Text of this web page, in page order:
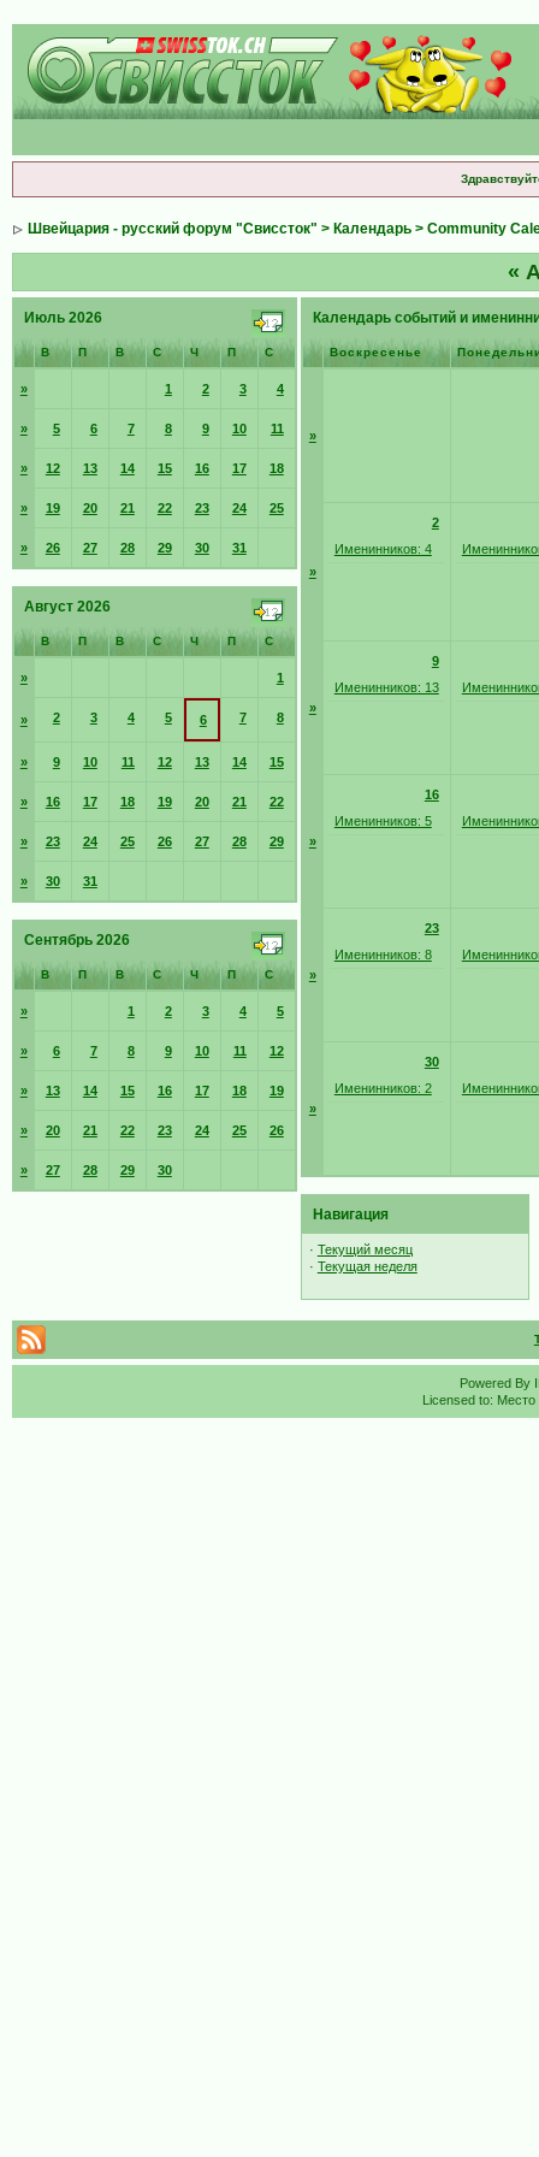
Швейцария - русский форум "Свиссток" > Календарь> Community
«
Июль 2026
В П В С Ч П С
» 1 2 3 4
» 5 6 7 8 9 10 11
» 12 13 14 15 16 17 18
» 19 20 21 22 23 24 25
» 26 27 28 29 30 31
Август 2026
В П В С Ч П С
» 1
» 2 3 4 5 6 7 8
» 9 10 11 12 13 14 15
» 16 17 18 19 20 21 22
» 23 24 25 26 27 28 29
» 30 31
Сентябрь 2026
В П В С Ч П С
» 1 2 3 4 5
» 6 7 8 9 10 11 12
» 13 14 15 16 17 18 19
» 20 21 22 23 24 25 26
» 27 28 29 30
Календарь событий и
Воскресенье
»
»
2
Именинников: 4
»
9
Именинников: 13
»
16
Именинников: 5
»
23
Именинников: 8
»
30
Именинников: 2
Навигация
· Текущий месяц
· Текущая неделя
Powered By
Licensed to: